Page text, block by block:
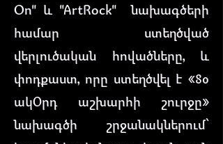
On" և "ArtRock" նախագծերի
համար ստեղծված
վերլուծական հովածները, և
փոդքաստ, որը ստեղծվել է «80
ակՕրդ աշխարհի շուրջը»
նախագծի շրջանակներում՝